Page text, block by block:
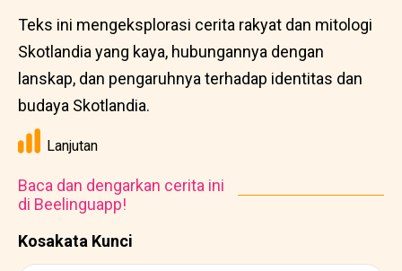
Kosakata Kunci
Teks ini mengeksplorasi cerita rakyat dan mitologi
Skotlandia yang kaya, hubungannya dengan
lanskap, dan pengaruhnya terhadap identitas dan
budaya Skotlandia.
Lanjutan
Baca dan dengarkan cerita ini
di Beelinguapp!